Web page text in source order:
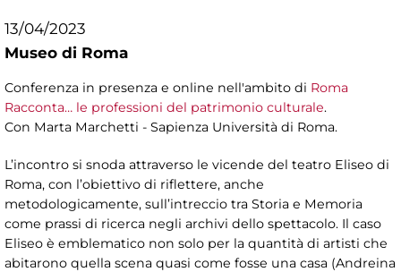
13/04/2023
Museo di Roma
Conferenza in presenza e online nell'ambito di Roma
Racconta… le professioni del patrimonio culturale.
Con Marta Marchetti - Sapienza Università di Roma.
L’incontro si snoda attraverso le vicende del teatro Eliseo di
Roma, con l’obiettivo di riflettere, anche
metodologicamente, sull’intreccio tra Storia e Memoria
come prassi di ricerca negli archivi dello spettacolo. Il caso
Eliseo è emblematico non solo per la quantità di artisti che
abitarono quella scena quasi come fosse una casa (Andreina